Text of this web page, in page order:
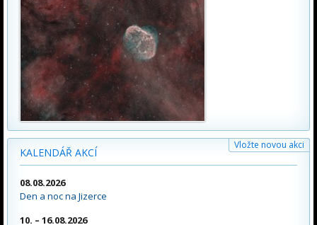
KALENDÁŘ AKCÍ
Vložte novou akci
08.08.2026
Den a noc na Jizerce
10. – 16.08.2026